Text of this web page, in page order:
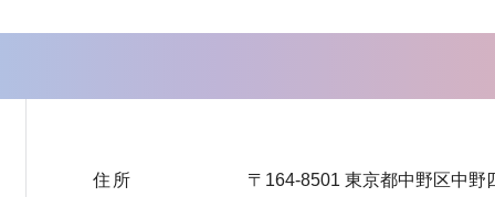
住所 〒164-8501 東京都中野区中野